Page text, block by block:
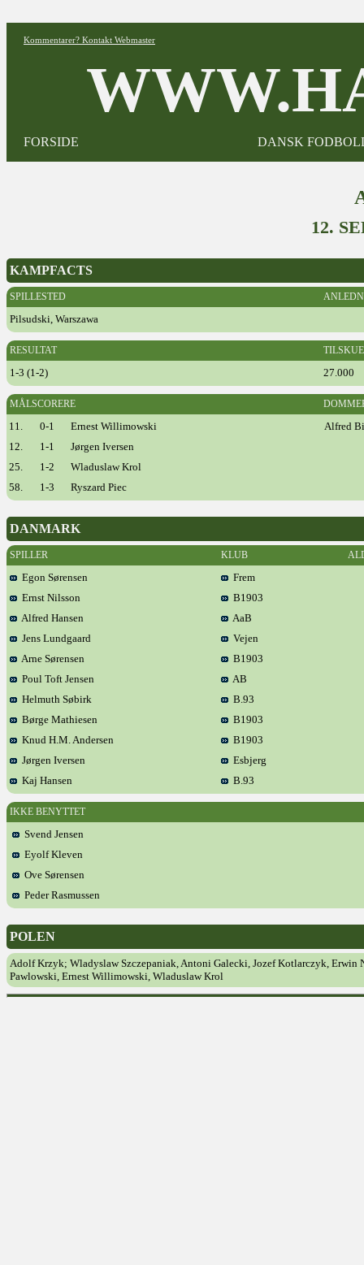
Kommentarer? Kontakt Webmaster
FORSIDE DANSK
12.
KAMPFACTS
SPILLESTED
Pilsudski, Warszawa
RESULTAT
1-3 (1-2) 27.000
MÅLSCORERE
11. 0-1 Ernest Willimowski
Alfred
12.
1-1
Jørgen Iversen
25.
1-2
Wladuslaw Krol
58.
1-3 Ryszard Piec
DANMARK
SPILLER KLUB
Egon Sørensen
Frem
Ernst Nilsson
B1903
Alfred Hansen
AaB
Jens Lundgaard
Vejen
Arne Sørensen
B1903
Poul Toft Jensen
AB
Helmuth Søbirk
B.93
Børge Mathiesen
B1903
Knud H.M. Andersen
B1903
Jørgen Iversen
Esbjerg
Kaj Hansen
B.93
IKKE BENYTTET
Svend Jensen
Eyolf Kleven
Ove Sørensen
Peder Rasmussen
POLEN
Adolf Krzyk; Wladyslaw Szczepaniak, Antoni Galecki, Jozef Kotlarczyk, Erwin
Pawlowski, Ernest Willimowski, Wladuslaw Krol